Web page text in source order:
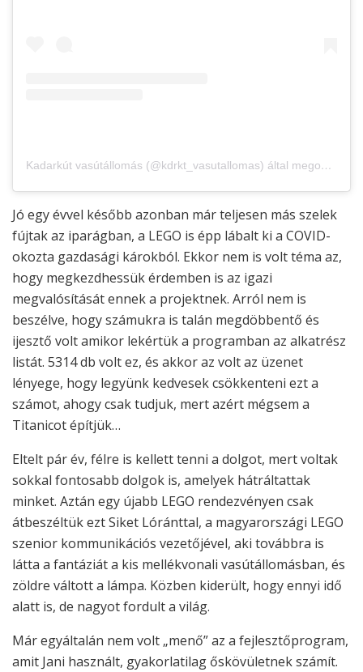
Kadarkút vasútállomás (@kdrkt_vasutallomas) által megosztott bejegyzés
Jó egy évvel később azonban már teljesen más szelek
fújtak az iparágban, a LEGO is épp lábalt ki a COVID-
okozta gazdasági károkból. Ekkor nem is volt téma az,
hogy megkezdhessük érdemben is az igazi
megvalósítását ennek a projektnek. Arról nem is
beszélve, hogy számukra is talán megdöbbentő és
ijesztő volt amikor lekértük a programban az alkatrész
listát. 5314 db volt ez, és akkor az volt az üzenet
lényege, hogy legyünk kedvesek csökkenteni ezt a
számot, ahogy csak tudjuk, mert azért mégsem a
Titanicot építjük…
Eltelt pár év, félre is kellett tenni a dolgot, mert voltak
sokkal fontosabb dolgok is, amelyek hátráltattak
minket. Aztán egy újabb LEGO rendezvényen csak
átbeszéltük ezt Siket Lóránttal, a magyarországi LEGO
szenior kommunikációs vezetőjével, aki továbbra is
látta a fantáziát a kis mellékvonali vasútállomásban, és
zöldre váltott a lámpa. Közben kiderült, hogy ennyi idő
alatt is, de nagyot fordult a világ.
Már egyáltalán nem volt „menő” az a fejlesztőprogram,
amit Jani használt, gyakorlatilag őskövületnek számít.